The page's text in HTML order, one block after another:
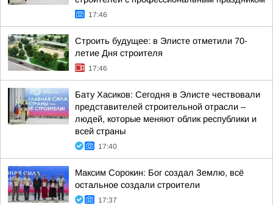
17:46
Строить будущее: в Элисте отметили 70-
летие Дня строителя
17:46
Бату Хасиков: Сегодня в Элисте чествовали
представителей строительной отрасли –
людей, которые меняют облик республики и
всей страны
17:40
Максим Сорокин: Бог создал Землю, всё
остальное создали строители
17:37